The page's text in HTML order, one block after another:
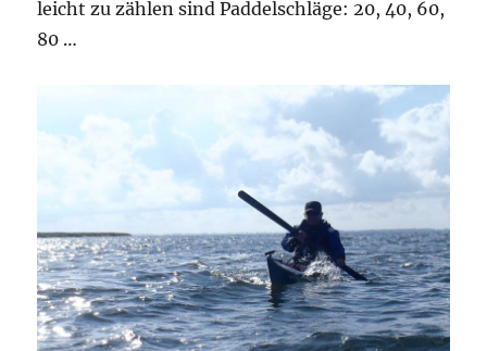
leicht zu zählen sind Paddelschläge: 20, 40, 60,
80 …